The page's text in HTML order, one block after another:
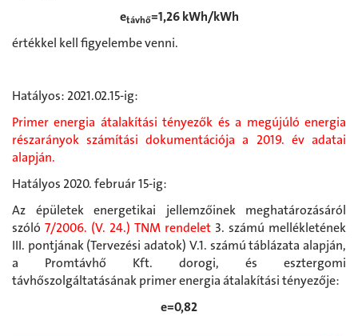
etávhő=1,26 kWh/kWh
értékkel kell figyelembe venni.
Hatályos: 2021.02.15-ig:
Primer energia átalakítási tényezők és a megújúló energia
részarányok számítási dokumentációja a 2019. év adatai
alapján.
Hatályos 2020. február 15-ig:
Az épületek energetikai jellemzőinek meghatározásáról
szóló 7/2006. (V. 24.) TNM rendelet 3. számú mellékletének
III. pontjának (Tervezési adatok) V.1. számú táblázata alapján,
a Promtávhő Kft. dorogi, és esztergomi
távhőszolgáltatásának primer energia átalakítási tényezője:
e=0,82